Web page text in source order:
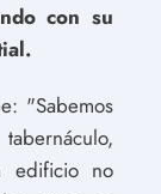
con su
"Sabemos
edificio no